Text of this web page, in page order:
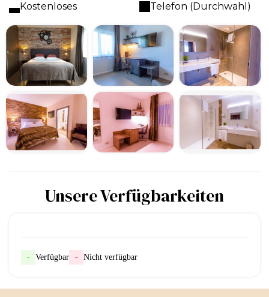
Kostenloses
Telefon (Durchwahl)
Unsere Verfügbarkeiten
- Verfügbar - Nicht verfügbar